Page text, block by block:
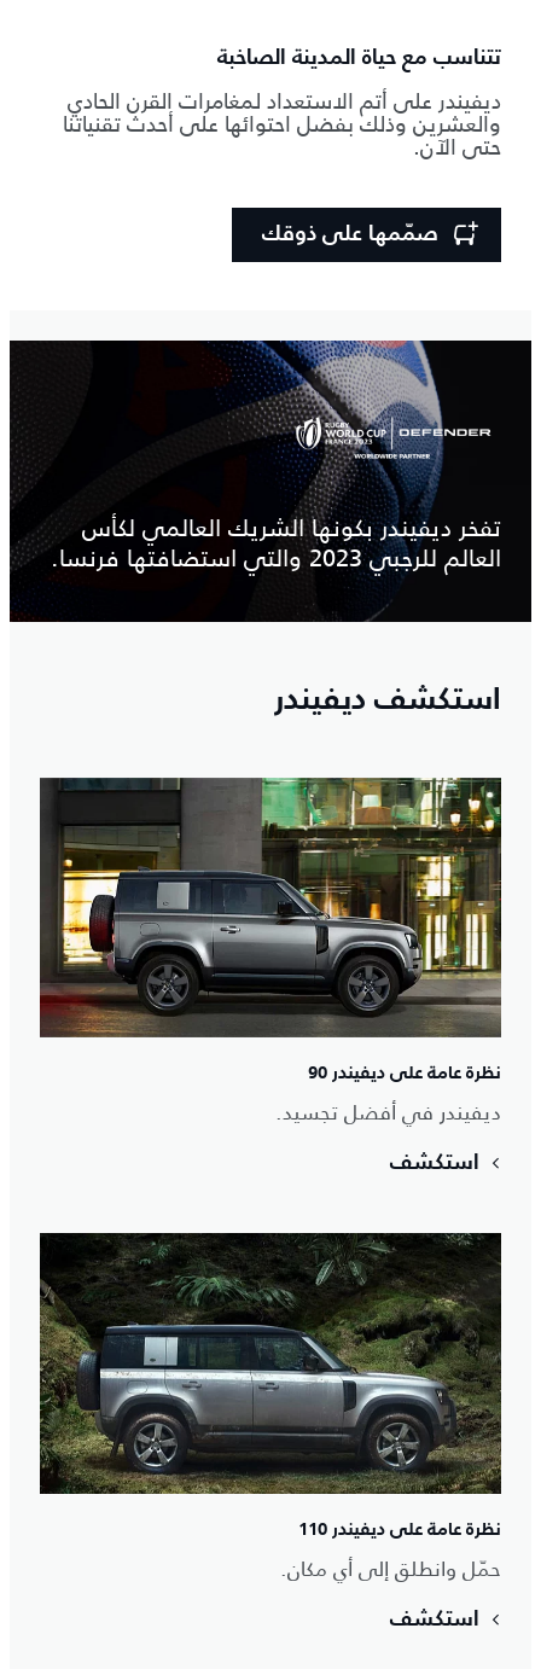
تتناسب مع حياة المدينة الصاخبة
ديفيندر على أتم الاستعداد لمغامرات القرن الحادي
والعشرين وذلك بفضل احتوائها على أحدث تقنياتنا
حتى الآن.
صمّمها على ذوقك
تفخر ديفيندر بكونها الشريك العالمي لكأس
العالم للرجبي 2023 والتي استضافتها فرنسا.
استكشف ديفيندر
نظرة عامة على ديفيندر 90
ديفيندر في أفضل تجسيد.
استكشف
نظرة عامة على ديفيندر 110
حمّل وانطلق إلى أي مكان.
استكشف